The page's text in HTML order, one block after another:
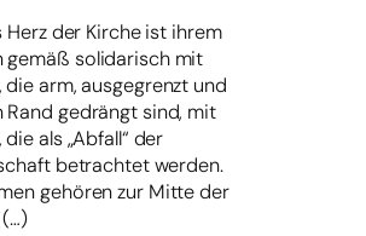
Herz der Kirche ist ihrem
gemäß solidarisch mit
die arm, ausgegrenzt und
Rand gedrängt sind, mit
als „Abfall“ der
betrachtet werden.
gehören zur Mitte der